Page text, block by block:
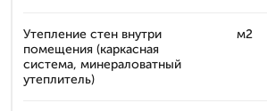
Утепление стен внутри
помещения (каркасная
система, минераловатный
утеплитель)
м2